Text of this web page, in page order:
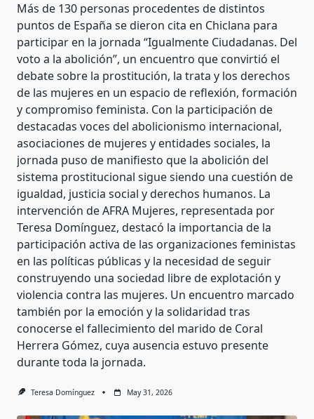
Más de 130 personas procedentes de distintos
puntos de España se dieron cita en Chiclana para
participar en la jornada “Igualmente Ciudadanas. Del
voto a la abolición”, un encuentro que convirtió el
debate sobre la prostitución, la trata y los derechos
de las mujeres en un espacio de reflexión, formación
y compromiso feminista. Con la participación de
destacadas voces del abolicionismo internacional,
asociaciones de mujeres y entidades sociales, la
jornada puso de manifiesto que la abolición del
sistema prostitucional sigue siendo una cuestión de
igualdad, justicia social y derechos humanos. La
intervención de AFRA Mujeres, representada por
Teresa Domínguez, destacó la importancia de la
participación activa de las organizaciones feministas
en las políticas públicas y la necesidad de seguir
construyendo una sociedad libre de explotación y
violencia contra las mujeres. Un encuentro marcado
también por la emoción y la solidaridad tras
conocerse el fallecimiento del marido de Coral
Herrera Gómez, cuya ausencia estuvo presente
durante toda la jornada.
Teresa Domínguez May 31, 2026